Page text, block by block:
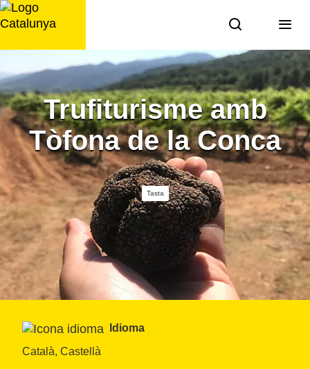
Saltar
al
Trufiturisme amb
Tòfona de la Conca
Tasta
Idioma
Català, Castellà